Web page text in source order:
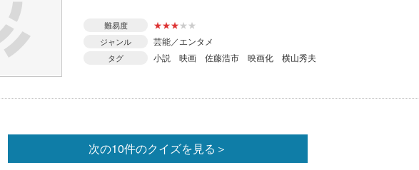
難易度 ★★★★ ★
ジャンル 芸能／エンタメ
タグ 小説 映画 佐藤浩市 映画化 横山秀夫
次の10件のクイズを見る＞